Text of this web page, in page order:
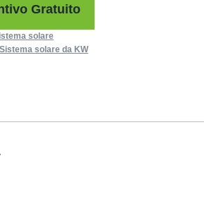
Gratuito
solare
solare da KW